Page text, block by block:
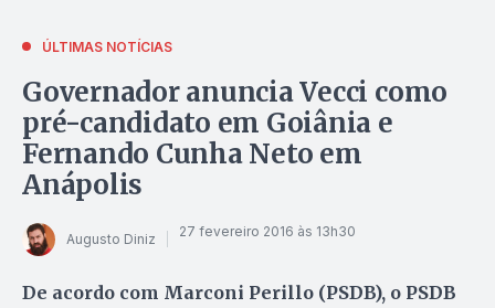
ÚLTIMAS NOTÍCIAS
Governador anuncia Vecci como
pré-candidato em Goiânia e
Fernando Cunha Neto em
Anápolis
Augusto Diniz 27 fevereiro 2016 às 13h30
De acordo com Marconi Perillo (PSDB), o PSDB